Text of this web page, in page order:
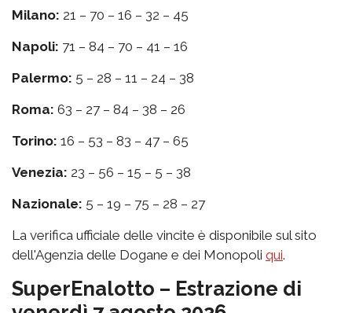
Milano: 21 – 70 – 16 – 32 – 45
Napoli: 71 – 84 – 70 – 41 – 16
Palermo: 5 – 28 – 11 – 24 – 38
Roma: 63 – 27 – 84 – 38 – 26
Torino: 16 – 53 – 83 – 47 – 65
Venezia: 23 – 56 – 15 – 5 – 38
Nazionale: 5 – 19 – 75 – 28 – 27
La verifica ufficiale delle vincite è disponibile sul sito
dell'Agenzia delle Dogane e dei Monopoli qui.
SuperEnalotto – Estrazione di